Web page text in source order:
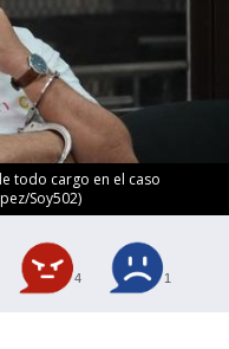
todo cargo en el caso
Soy502)
4 1